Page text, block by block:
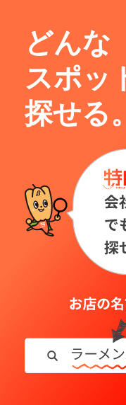
どんな
スポッ
探せる。